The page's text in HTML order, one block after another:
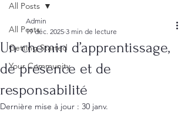
All Posts
Getting Started
Your Community
All Posts
Un chemin d’apprentissage,
de présence et de
responsabilité
Admin
19 déc. 2025 3 min de lecture
Dernière mise à jour : 30 janv.